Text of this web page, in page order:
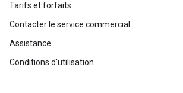
Tarifs et forfaits
Contacter le service commercial
Assistance
Conditions d'utilisation